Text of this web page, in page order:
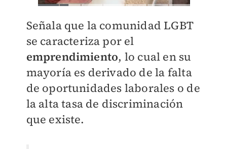
Señala que la comunidad LGBT
se caracteriza por el
emprendimiento, lo cual en su
mayoría es derivado de la falta
de oportunidades laborales o de
la alta tasa de discriminación
que existe.